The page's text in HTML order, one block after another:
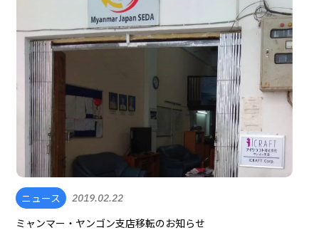
ニュース 2019.02.22
ミャンマー・ヤンゴン支店移転のお知らせ